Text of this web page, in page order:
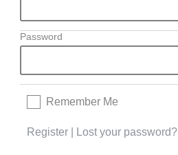
Password
Remember Me
Register Lost your password?